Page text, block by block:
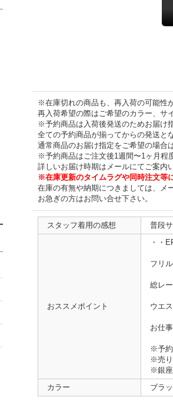
※在庫切れの商品も、再入荷の可能性
再入荷希望の際はご希望のカラー、サ
※予約商品は入荷後発送のためお届け
全ての予約商品が揃ってからの発送と
通常商品のお届け指定をご希望の場合
※予約商品はご注文後1週間〜1ヶ月程
詳しいお届け時期はメールにてご案内
※在庫更新のタイムラグや同時注文等
在庫の有無や納期につきましては、メ
お急ぎの方はお問い合せ下さい。
スタッフ着用の感想 普段
おススメポイント
・・
フリ
総レ
ウエ
お仕
※予約
※売り
※銀座
カラー
ブラ